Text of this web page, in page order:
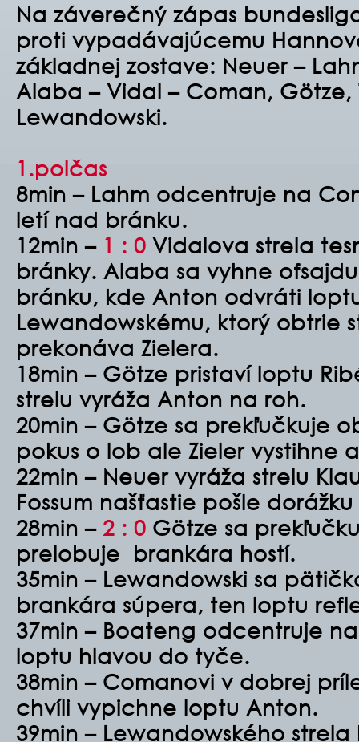
Na záverečný zápas
proti vypadávajúcemu
základnej zostave: Neuer –
Alaba – Vidal – Coman, Götze,
Lewandowski.
1.polčas
8min – Lahm odcentruje na
letí nad bránku.
12min – 1 : 0 Vidalova strela
bránky. Alaba sa vyhne
bránku, kde Anton odvráti
Lewandowskému, ktorý obtrie
prekonáva Zielera.
18min – Götze pristaví loptu
strelu vyráža Anton na roh.
20min – Götze sa prekľučkuje
pokus o lob ale Zieler vystihne
22min – Neuer vyráža strelu
Fossum našťastie pošle
28min – 2 : 0 Götze sa
prelobuje brankára hostí.
35min – Lewandowski sa
brankára súpera, ten loptu
37min – Boateng odcentruje
loptu hlavou do tyče.
38min – Comanovi v dobrej
chvíli vypichne loptu Anton.
39min – Lewandowského